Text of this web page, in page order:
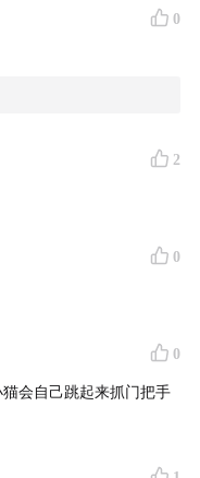
0
2
0
0
会自己跳起来抓门把手